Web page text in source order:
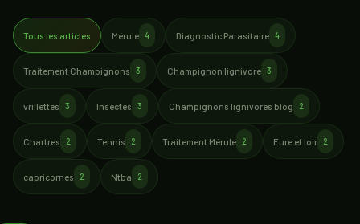
Tous les articles Mérule 4 Diagnostic Parasitaire 4
Traitement Champignons 3 Champignon lignivore 3
vrillettes 3 Insectes 3 Champignons lignivores blog 2
Chartres 2 Tennis 2 Traitement Mérule 2 Eure et loir 2
capricornes 2 Ntba 2